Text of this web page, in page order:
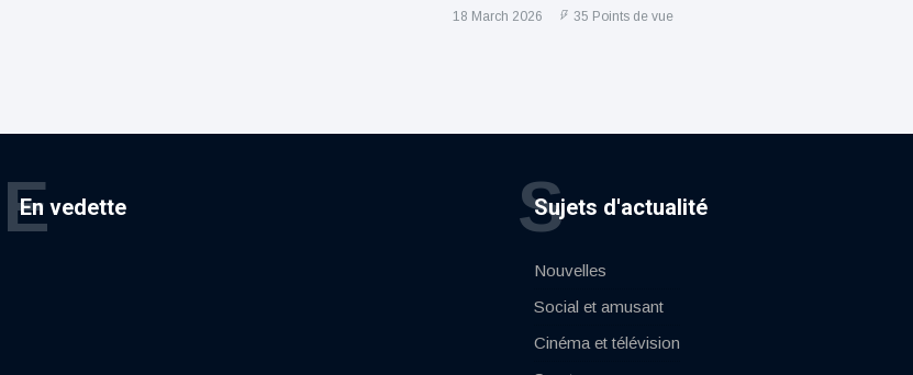
18 March 2026 35 Points de vue
En vedette
E Sujets d'actualité
S
Nouvelles
Social et amusant
Cinéma et télévision